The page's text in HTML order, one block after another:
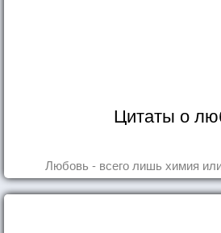
Цитаты о
Любовь - всего лишь химия